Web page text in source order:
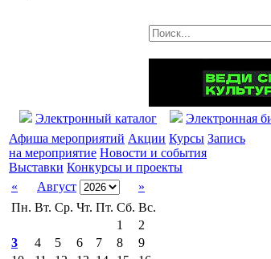
Электронный каталог Электронная
Афиша мероприятий Акции Курсы Запись
на мероприятие Новости и события
Выставки Конкурсы и проекты
«
Август
»
Пн. Вт. Ср. Чт. Пт. Сб. Вс.
1
2
3
4 5 6 7 8
9